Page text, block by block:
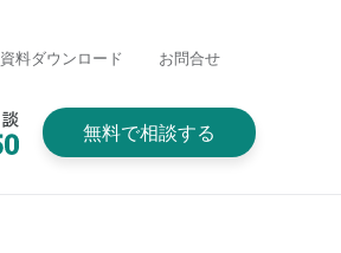
資料ダウンロード お問合せ
無料で相談する